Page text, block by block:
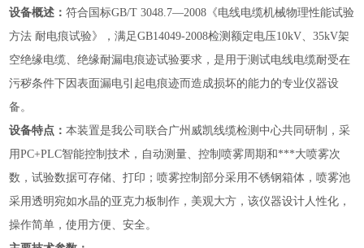
设备概述：符合国标GB/T 3048.7—2008《电线电缆机械物理性能试验
方法 耐电痕试验》，满足GB14049-2008检测额定电压10kV、35kV架
空绝缘电缆、绝缘耐漏电痕迹试验要求，是用于测试电线电缆耐受在
污秽条件下因表面漏电引起电痕迹而造成损坏的能力的专业仪器设
备。
设备特点：本装置是我公司联合广州威凯线缆检测中心共同研制，采
用PC+PLC智能控制技术，自动测量、控制喷雾周期和***大喷雾次
数，试验数据可存储、打印；喷雾控制部分采用不锈钢箱体，喷雾池
采用透明宛如水晶的亚克力板制作，美观大方，该仪器设计人性化，
操作简单，使用方便、安全。